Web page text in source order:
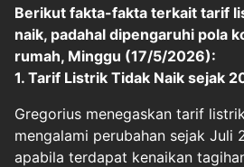
Berikut fakta-fakta terkait tarif
naik, padahal dipengaruhi pola
rumah, Minggu (17/5/2026):
1. Tarif Listrik Tidak Naik sejak
Gregorius menegaskan tarif
mengalami perubahan sejak Juli
apabila terdapat kenaikan